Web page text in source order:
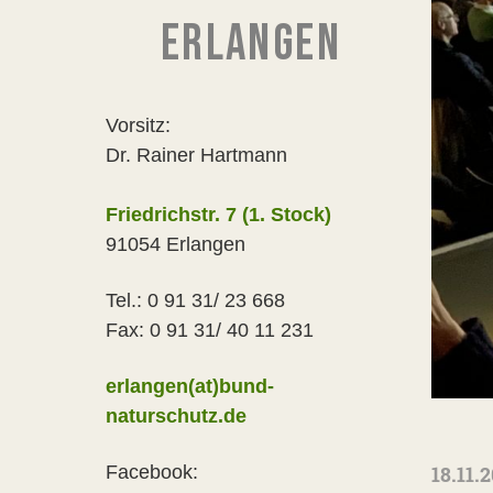
ERLANGEN
Vorsitz:
Dr. Rainer Hartmann
Friedrichstr. 7 (1. Stock)
91054 Erlangen
Tel.: 0 91 31/ 23 668
Fax: 0 91 31/ 40 11 231
erlangen(at)bund-
naturschutz.de
Facebook: